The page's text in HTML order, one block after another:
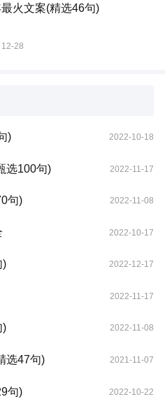
火文案(精选46句)
12-28
) 2022-10-18
选100句) 2022-11-17
句) 2022-11-08
2022-10-17
) 2022-12-17
2022-11-17
) 2022-11-08
选47句) 2021-11-07
句) 2022-10-22